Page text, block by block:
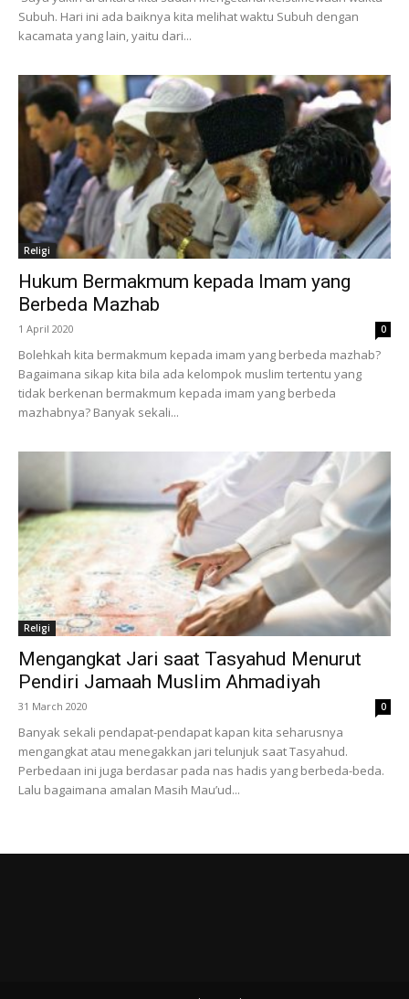
Subuh. Hari ini ada baiknya kita melihat waktu Subuh dengan
kacamata yang lain, yaitu dari...
Religi
Hukum Bermakmum kepada Imam yang
Berbeda Mazhab
1 April 2020 0
Bolehkah kita bermakmum kepada imam yang berbeda mazhab?
Bagaimana sikap kita bila ada kelompok muslim tertentu yang
tidak berkenan bermakmum kepada imam yang berbeda
mazhabnya? Banyak sekali...
Religi
Mengangkat Jari saat Tasyahud Menurut
Pendiri Jamaah Muslim Ahmadiyah
31 March 2020 0
Banyak sekali pendapat-pendapat kapan kita seharusnya
mengangkat atau menegakkan jari telunjuk saat Tasyahud.
Perbedaan ini juga berdasar pada nas hadis yang berbeda-beda.
Lalu bagaimana amalan Masih Mau’ud...